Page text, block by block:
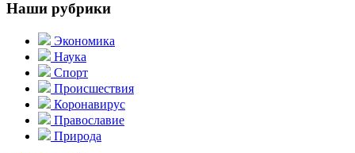
Наши рубрики
Экономика
Наука
Спорт
Происшествия
Коронавирус
Православие
Природа